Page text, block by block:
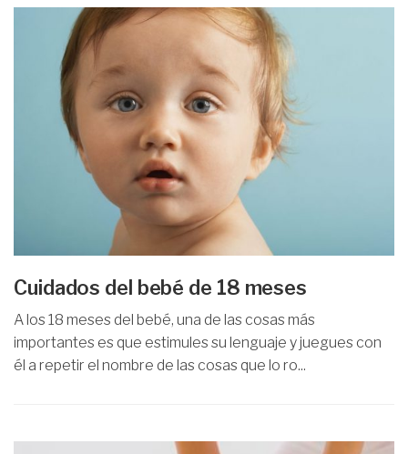
Cuidados del bebé de 18 meses
A los 18 meses del bebé, una de las cosas más
importantes es que estimules su lenguaje y juegues con
él a repetir el nombre de las cosas que lo ro...